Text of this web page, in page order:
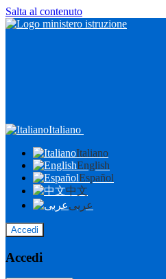
Salta al contenuto
Italiano
Italiano
English
Español
中文
عربى
Accedi
Accedi